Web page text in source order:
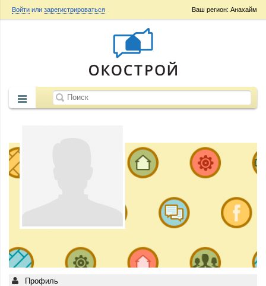
Ваш регион: Анахайм
Войти или зарегистрироваться
Профиль